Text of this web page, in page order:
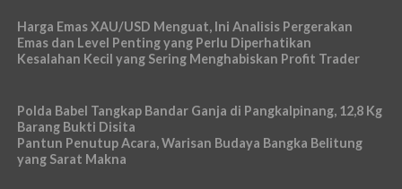
Harga Emas XAU/USD Menguat, Ini Analisis Pergerakan
Emas dan Level Penting yang Perlu Diperhatikan
Kesalahan Kecil yang Sering Menghabiskan Profit Trader
Polda Babel Tangkap Bandar Ganja di Pangkalpinang, 12,8 Kg
Barang Bukti Disita
Pantun Penutup Acara, Warisan Budaya Bangka Belitung
yang Sarat Makna